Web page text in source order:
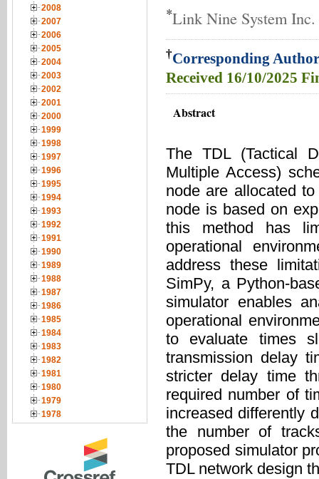
2008
2007
2006
2005
2004
2003
2002
2001
2000
1999
1998
1997
1996
1995
1994
1993
1992
1991
1990
1989
1988
1987
1986
1985
1984
1983
1982
1981
1980
1979
1978
*Link Nine System Inc.
†Corresponding
Received 16/10/2025
Abstract
The TDL (Tactical
Multiple Access)
node are allocated
node is based on
this method has
operational
address these
SimPy, a Python-
simulator enables
operational
to evaluate times
transmission delay
stricter delay time
required number of
increased differently
the number of
proposed simulator
TDL network design